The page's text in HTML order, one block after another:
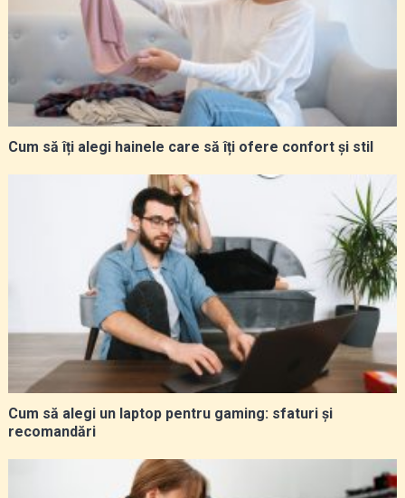
Cum să îți alegi hainele care să îți ofere confort și stil
Cum să alegi un laptop pentru gaming: sfaturi și
recomandări